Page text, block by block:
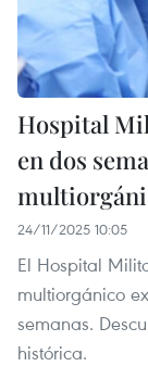
Hospital
en dos
24/11/2025 10:05
El Hospital
multiorgánico
semanas.
histórica.